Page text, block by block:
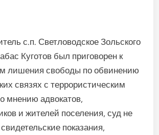
с.п. Светловодское Зольского
Куготов был приговорен к
лишения свободы по обвинению
связях с террористическим
мнению адвокатов,
и жителей поселения, суд не
показания,